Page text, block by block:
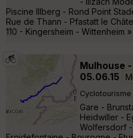
Piscine Illberg - Rond Point
Rue de Thann - Pfastatt le
110 - Kingersheim - Wittenheim »
Mulhouse
05.06.15
Cyclotourisme
Gare -
Heidwiller -
Wolfersdorf